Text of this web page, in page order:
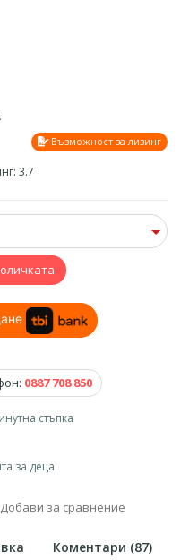
Възможност за лизинг
3.7
0887 708 850
стъпка
за деца
Добави за сравнение
Коментари (87)